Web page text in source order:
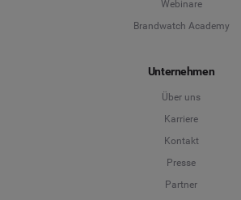
Webinare
Brandwatch Academy
Unternehmen
Über uns
Karriere
Kontakt
Presse
Partner